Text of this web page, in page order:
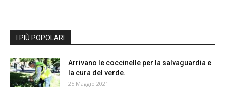
I PIÙ POPOLARI
Arrivano le coccinelle per la salvaguardia e
la cura del verde.
25 Maggio 2021